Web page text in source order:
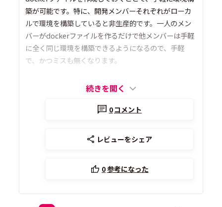
築が可能です。特に、開発メンバーそれぞれがローカ
ルで環境を構築していると非生産的です。一人のメン
バーがdockerファイルを作るだけで他メンバーは手軽
に全く同じ環境を構築できるようになるので、手軽
で、かつミスも無くなります。
続きを開く
0コメント
レビューをシェア
0参考になった